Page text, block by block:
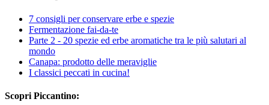
7 consigli per conservare erbe e spezie
Fermentazione fai-da-te
Parte 2 - 20 spezie ed erbe aromatiche tra le più salutari al
mondo
Canapa: prodotto delle meraviglie
I classici peccati in cucina!
Scopri Piccantino: